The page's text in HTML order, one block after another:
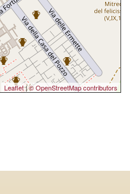
Leaflet|© OpenStreetMap contributors